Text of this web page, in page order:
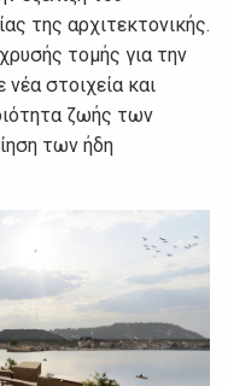
της αρχιτεκτονικής.
τομής για την
νέα στοιχεία και
ζωής των
των ήδη